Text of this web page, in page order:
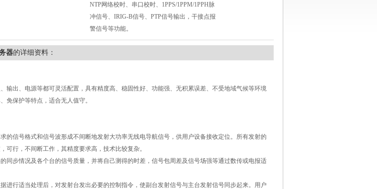
NTP网络校时、串口校时、1PPS/1PPM/1PPH脉
冲信号、IRIG-B信号、PTP信号输出，干接点报
警信号等功能。
器的详细资料：
输出、电源等都可灵活配置，具有精度高、稳固性好、功能强、无积累误差、不受地域气候等环境
免保护等特点，适合无人值守。
信号格式和信号波形成不间断地发射大功率无线电导航信号，供用户设备接收定位。所有发射的
可行，不间断工作，其精度要求高，技术比较复杂。
步情况及各个台的信号质量，并将自己测得的时差，信号包周差及信号场强等通过数传或电报适
行适当处理后，对发射台发出必要的控制指令，使副台发射信号与主台发射信号同步起来。用户